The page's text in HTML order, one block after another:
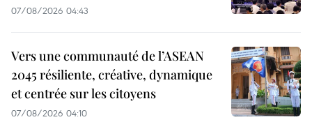
07/08/2026 04:43
Vers une communauté de l’ASEAN
2045 résiliente, créative, dynamique
et centrée sur les citoyens
07/08/2026 04:10